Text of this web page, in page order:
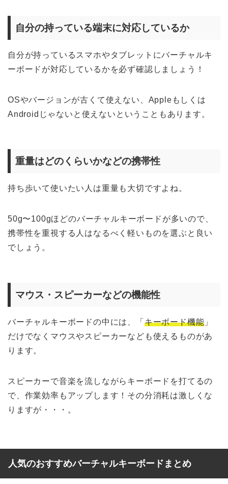
自分の持っている端末に対応しているか
自分が持っているスマホやタブレットにバーチャルキ
ーボードが対応しているかを必ず確認しましょう！
OSやバージョンが古くて使えない、Appleもしくは
Androidじゃないと使えないということもあります。
重量はどのくらいかなどの携帯性
持ち歩いて使いたい人は重量も大切ですよね。
50g〜100gほどのバーチャルキーボードが多いので、
携帯性を重視する人はなるべく軽いものを選ぶと良い
でしょう。
マウス・スピーカーなどの機能性
バーチャルキーボードの中には、「 キーボード機能 」
だけでなくマウスやスピーカーなども使えるものがあ
ります。
スピーカーで音楽を流しながらキーボードを打てるの
で、作業効率もアップします！その分消耗は激しくな
りますが・・・。
人気のおすすめバーチャルキーボードまとめ